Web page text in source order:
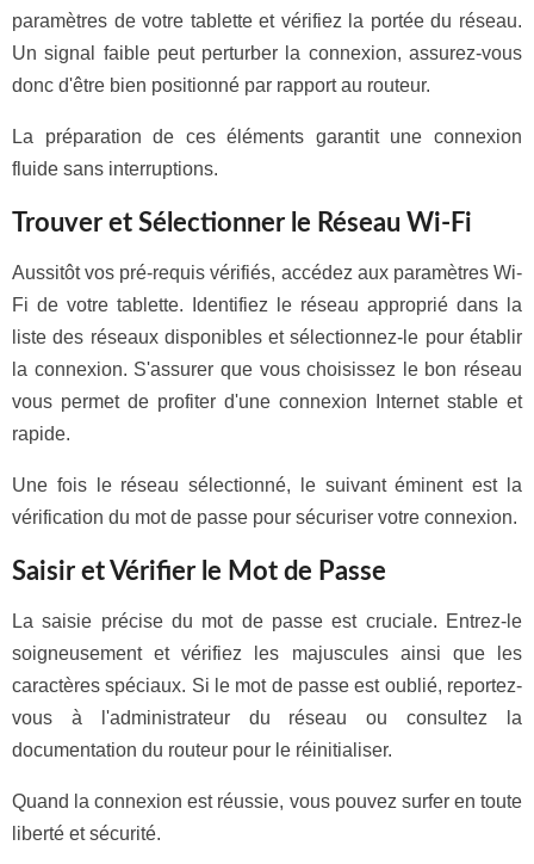
paramètres de votre tablette et vérifiez la portée du réseau.
Un signal faible peut perturber la connexion, assurez-vous
donc d'être bien positionné par rapport au routeur.
La préparation de ces éléments garantit une connexion
fluide sans interruptions.
Trouver et Sélectionner le Réseau Wi-Fi
Aussitôt vos pré-requis vérifiés, accédez aux paramètres Wi-
Fi de votre tablette. Identifiez le réseau approprié dans la
liste des réseaux disponibles et sélectionnez-le pour établir
la connexion. S'assurer que vous choisissez le bon réseau
vous permet de profiter d'une connexion Internet stable et
rapide.
Une fois le réseau sélectionné, le suivant éminent est la
vérification du mot de passe pour sécuriser votre connexion.
Saisir et Vérifier le Mot de Passe
La saisie précise du mot de passe est cruciale. Entrez-le
soigneusement et vérifiez les majuscules ainsi que les
caractères spéciaux. Si le mot de passe est oublié, reportez-
vous à l'administrateur du réseau ou consultez la
documentation du routeur pour le réinitialiser.
Quand la connexion est réussie, vous pouvez surfer en toute
liberté et sécurité.